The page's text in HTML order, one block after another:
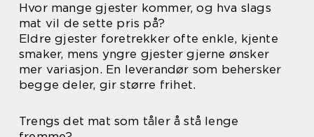
Hvor mange gjester kommer, og hva slags
mat vil de sette pris på?
Eldre gjester foretrekker ofte enkle, kjente
smaker, mens yngre gjester gjerne ønsker
mer variasjon. En leverandør som behersker
begge deler, gir større frihet.
Trengs det mat som tåler å stå lenge